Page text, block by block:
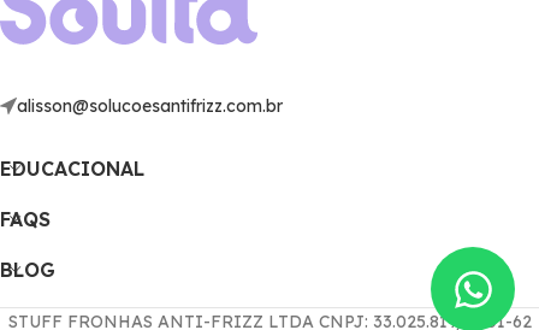
alisson@solucoesantifrizz.com.br
EDUCACIONAL
FAQS
BLOG
STUFF FRONHAS ANTI-FRIZZ LTDA CNPJ: 33.025.819/0001-62